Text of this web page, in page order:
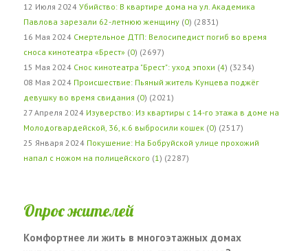
12 Июля 2024 Убийство: В квартире дома на ул. Академика
Павлова зарезали 62-летнюю женщину (0) (2831)
16 Мая 2024 Смертельное ДТП: Велосипедист погиб во время
сноса кинотеатра «Брест» (0) (2697)
15 Мая 2024 Снос кинотеатра "Брест": уход эпохи (4) (3234)
08 Мая 2024 Происшествие: Пьяный житель Кунцева поджёг
девушку во время свидания (0) (2021)
27 Апреля 2024 Изуверство: Из квартиры с 14-го этажа в доме на
Молодогвардейской, 36, к.6 выбросили кошек (0) (2517)
25 Января 2024 Покушение: На Бобруйской улице прохожий
напал с ножом на полицейского (1 ) (2287)
Опрос жителей
Комфортнее ли жить в многоэтажных домах